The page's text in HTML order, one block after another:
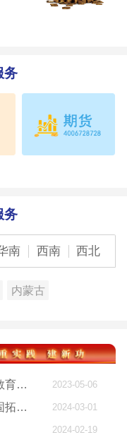
务
务
南 西南 西北
内蒙古
中央精神 | 习近平：扎实抓好主题教育 为奋进新征程凝心聚力 2023-05-06
中央精神 | 中共中央办公厅关于巩固拓展学习贯彻习近平新时代中国特色社会主义思想主题教育成果的意见 2024-03-01
2024-02-19